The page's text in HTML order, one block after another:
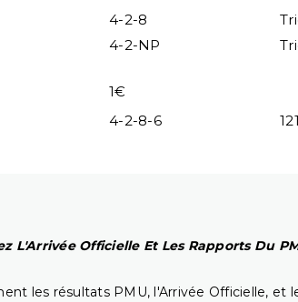
4-2-8
4-2-NP
1€
4-2-8-6
L'Arrivée Officielle Et Les Rapports Du
les résultats PMU, l'Arrivée Officielle, et